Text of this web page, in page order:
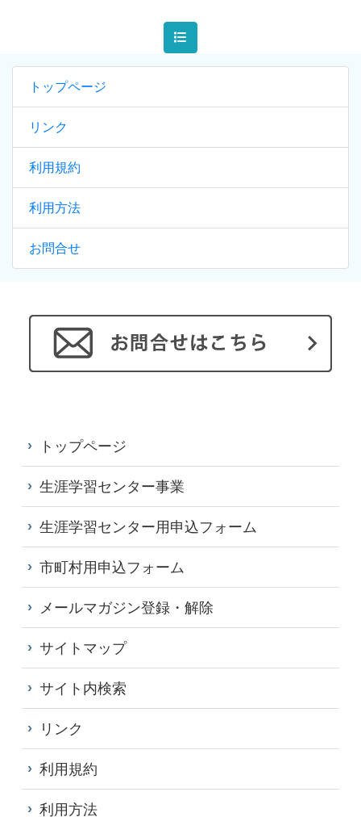
トップページ
リンク
利用規約
利用方法
お問合せ
トップページ
生涯学習センター事業
生涯学習センター用申込フォーム
市町村用申込フォーム
メールマガジン登録・解除
サイトマップ
サイト内検索
リンク
利用規約
利用方法